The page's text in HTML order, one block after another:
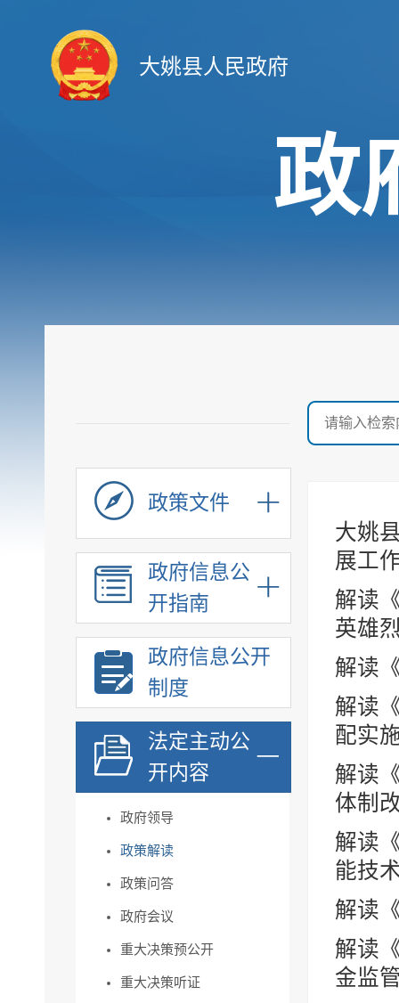
大姚县人民政府
政
政策文件
政府信息公
开指南
政府信息公开
制度
法定主动公
开内容
政府领导
政策解读
政策问答
政府会议
重大决策预公开
重大决策听证
大姚
展工
解读
英雄
解读
解读
配实
解读
体制
解读
能技
解读
解读
金监